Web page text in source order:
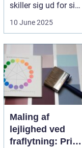
skiller sig ud for sin
evne til at bri...
10 June 2025
Maling af
lejlighed ved
fraflytning: Pris